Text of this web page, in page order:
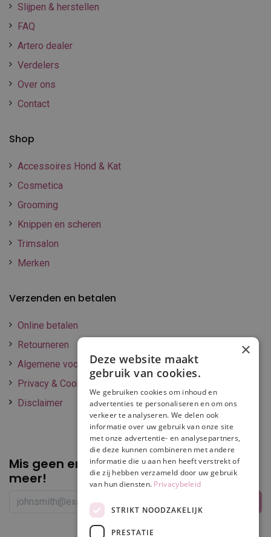
Slijpen & herstellen
FAQ
Artero dealer
Verdelers
Over ons
Contact
Shop
Accessoires Hond & Kat
Cosmetica
Grooming
Knippen en scheren
Trimsalon
Merken
Verzenden en betalen
Online betalen
Retourneren
Algemene voorwaarden
Privacy & Cookie policy
Disclaimer
Mis geen enkelepromotie of korting
meer!
×
Deze website maakt
gebruik van cookies.
We gebruiken cookies om inhoud en
advertenties te personaliseren en om ons
verkeer te analyseren. We delen ook
informatie over uw gebruik van onze site
met onze advertentie- en analysepartners,
die deze kunnen combineren met andere
informatie die u aan hen heeft verstrekt of
die zij hebben verzameld door uw gebruik
van hun diensten. Privacybeleid
STRIKT NOODZAKELIJK
PRESTATIE